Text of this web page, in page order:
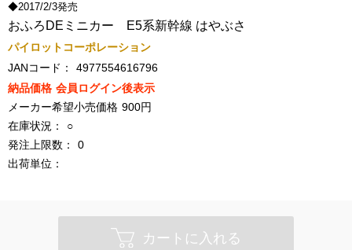
◆2017/2/3発売
おふろDEミニカー E5系新幹線 はやぶさ
パイロットコーポレーション
JANコード：
4977554616796
納品価格 会員ログイン後表示
メーカー希望小売価格 900円
在庫状況：
○
発注上限数：
0
出荷単位：
カートに入れる